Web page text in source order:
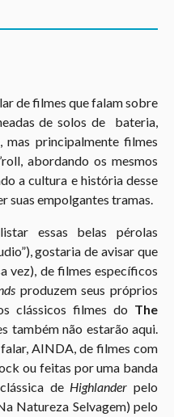
de filmes que falam sobre
de solos de bateria,
mas principalmente filmes
abordando os mesmos
a cultura e história desse
suas empolgantes tramas.
essas belas pérolas
gostaria de avisar que
vez), de filmes específicos
produzem seus próprios
clássicos filmes do The
também não estarão aqui.
AINDA, de filmes com
ou feitas por uma banda
de Highlander pelo
Natureza Selvagem) pelo